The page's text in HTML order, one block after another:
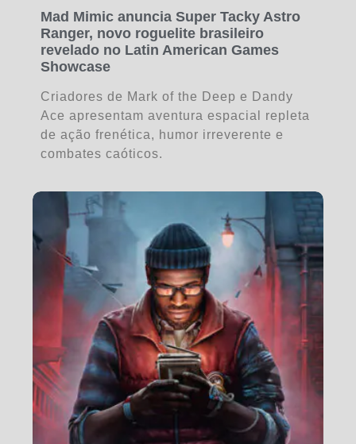
Mad Mimic anuncia Super Tacky Astro
Ranger, novo roguelite brasileiro
revelado no Latin American Games
Showcase
Criadores de Mark of the Deep e Dandy
Ace apresentam aventura espacial repleta
de ação frenética, humor irreverente e
combates caóticos.